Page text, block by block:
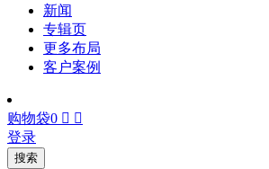
新闻
专辑页
更多布局
客户案例
购物袋0  
登录
搜索